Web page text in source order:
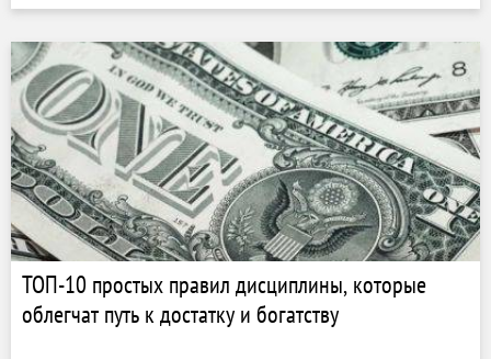
ТОП-10 простых правил дисциплины, которые
облегчат путь к достатку и богатству